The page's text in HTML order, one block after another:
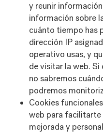
y reunir
información sobre
cuánto tiempo has
dirección IP
operativo usas, y
de visitar la web.
no sabremos
podremos
Cookies
web para facilitarte
mejorada y